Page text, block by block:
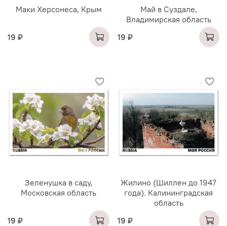
Маки Херсонеса, Крым
19 ₽
Май в Суздале,
Владимирская область
19 ₽
Зеленушка в саду,
Московская область
19 ₽
Жилино (Шиллен до 1947
года). Калининградская
область
19 ₽